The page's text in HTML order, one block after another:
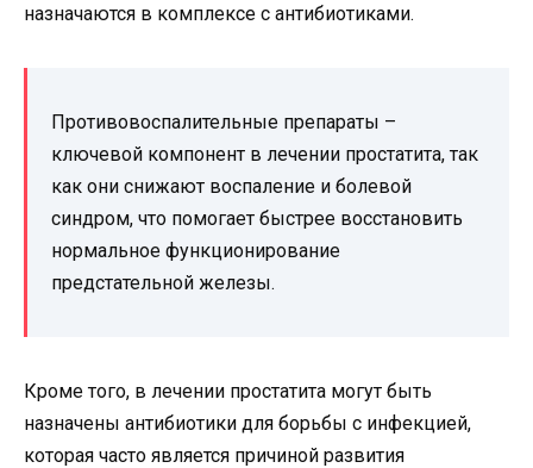
назначаются в комплексе с антибиотиками.
Противовоспалительные препараты –
ключевой компонент в лечении простатита, так
как они снижают воспаление и болевой
синдром, что помогает быстрее восстановить
нормальное функционирование
предстательной железы.
Кроме того, в лечении простатита могут быть
назначены антибиотики для борьбы с инфекцией,
которая часто является причиной развития